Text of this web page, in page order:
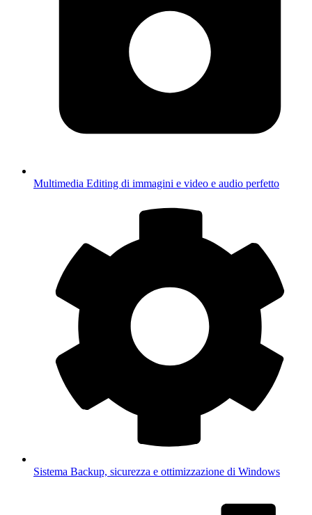
Multimedia Editing di immagini e video e audio perfetto
Sistema Backup, sicurezza e ottimizzazione di Windows